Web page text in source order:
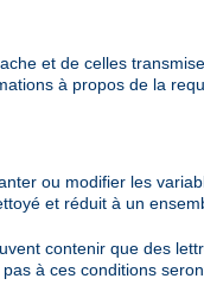
et de celles
à propos de la
ou modifier les
et réduit à un
contenir que des
à ces conditions